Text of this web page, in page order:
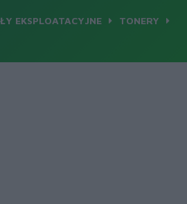
EKSPLOATACYJNE TONERY